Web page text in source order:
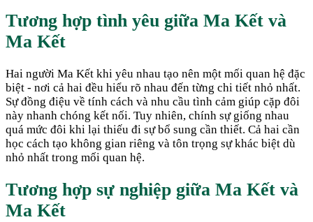
Tương hợp tình yêu giữa Ma Kết và
Ma Kết
Hai người Ma Kết khi yêu nhau tạo nên một mối quan hệ đặc
biệt - nơi cả hai đều hiểu rõ nhau đến từng chi tiết nhỏ nhất.
Sự đồng điệu về tính cách và nhu cầu tình cảm giúp cặp đôi
này nhanh chóng kết nối. Tuy nhiên, chính sự giống nhau
quá mức đôi khi lại thiếu đi sự bổ sung cần thiết. Cả hai cần
học cách tạo không gian riêng và tôn trọng sự khác biệt dù
nhỏ nhất trong mối quan hệ.
Tương hợp sự nghiệp giữa Ma Kết và
Ma Kết